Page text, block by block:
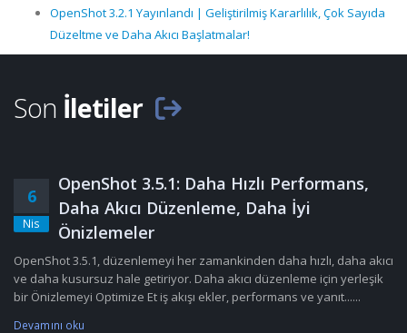
OpenShot 3.2.1 Yayınlandı | Geliştirilmiş Kararlılık, Çok Sayıda
Düzeltme ve Daha Akıcı Başlatmalar!
Son İletiler
6
Nis
OpenShot 3.5.1: Daha Hızlı Performans,
Daha Akıcı Düzenleme, Daha İyi
Önizlemeler
OpenShot 3.5.1, düzenlemeyi her zamankinden daha hızlı, daha akıcı
ve daha kusursuz hale getiriyor. Daha akıcı düzenleme için yerleşik
bir Önizlemeyi Optimize Et iş akışı ekler, performans ve yanıt......
Devamını oku